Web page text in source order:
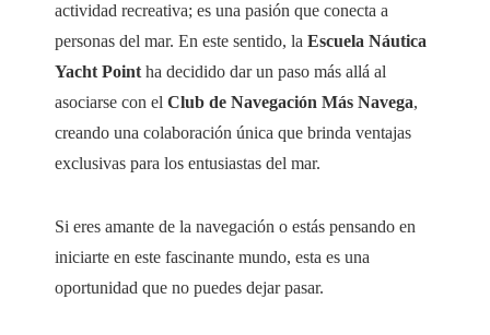
actividad recreativa; es una pasión que conecta a
personas del mar. En este sentido, la Escuela Náutica
Yacht Pointha decidido dar un paso más allá al
asociarse con el Club de Navegación Más Navega,
creando una colaboración única que brinda ventajas
exclusivas para los entusiastas del mar.
Si eres amante de la navegación o estás pensando en
iniciarte en este fascinante mundo, esta es una
oportunidad que no puedes dejar pasar.